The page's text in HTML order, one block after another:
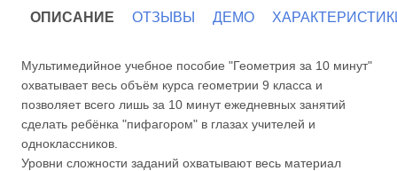
ОПИСАНИЕ ОТЗЫВЫ ДЕМО
Мультимедийное учебное пособие "Геометрия за 10 минут"
охватывает весь объём курса геометрии 9 класса и
позволяет всего лишь за 10 минут ежедневных занятий
сделать ребёнка "пифагором" в глазах учителей и
одноклассников.
Уровни сложности заданий охватывают весь материал